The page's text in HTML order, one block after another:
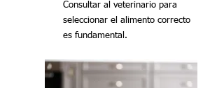
Consultar al veterinario para
seleccionar el alimento correcto
es fundamental.